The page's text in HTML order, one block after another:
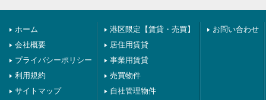
ホーム
会社概要
プライバシーポリシー
利用規約
サイトマップ
港区限定【賃貸・売買】
居住用賃貸
事業用賃貸
売買物件
自社管理物件
お問い合わせ